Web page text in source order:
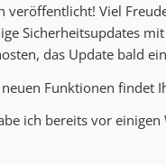
veröffentlicht! Viel
Sicherheitsupdates
das Update bald
Funktionen findet
ich bereits vor einigen